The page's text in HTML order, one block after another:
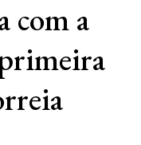
com a